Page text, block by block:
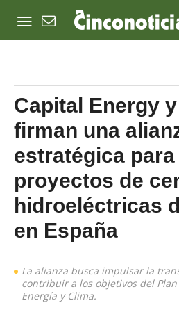
Capital Energy
firman una
estratégica
proyectos de
hidroeléctricas
en España
La alianza busca impulsar la
contribuir a los objetivos del
Energía y Clima.